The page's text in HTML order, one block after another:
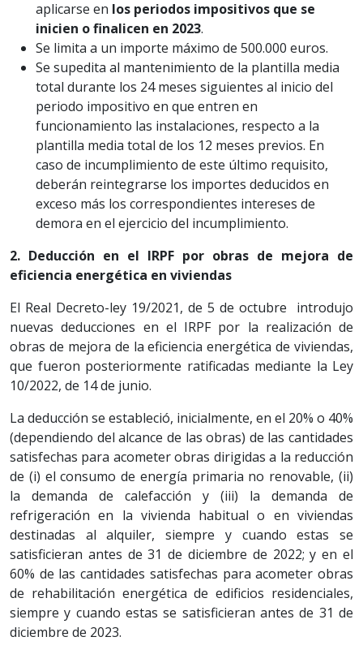
aplicarse en los periodos impositivos que se
inicien o finalicen en 2023.
Se limita a un importe máximo de 500.000 euros.
Se supedita al mantenimiento de la plantilla media
total durante los 24 meses siguientes al inicio del
periodo impositivo en que entren en
funcionamiento las instalaciones, respecto a la
plantilla media total de los 12 meses previos. En
caso de incumplimiento de este último requisito,
deberán reintegrarse los importes deducidos en
exceso más los correspondientes intereses de
demora en el ejercicio del incumplimiento.
2. Deducción en el IRPF por obras de mejora de
eficiencia energética en viviendas
El Real Decreto-ley 19/2021, de 5 de octubre introdujo
nuevas deducciones en el IRPF por la realización de
obras de mejora de la eficiencia energética de viviendas,
que fueron posteriormente ratificadas mediante la Ley
10/2022, de 14 de junio.
La deducción se estableció, inicialmente, en el 20% o 40%
(dependiendo del alcance de las obras) de las cantidades
satisfechas para acometer obras dirigidas a la reducción
de (i) el consumo de energía primaria no renovable, (ii)
la demanda de calefacción y (iii) la demanda de
refrigeración en la vivienda habitual o en viviendas
destinadas al alquiler, siempre y cuando estas se
satisficieran antes de 31 de diciembre de 2022; y en el
60% de las cantidades satisfechas para acometer obras
de rehabilitación energética de edificios residenciales,
siempre y cuando estas se satisficieran antes de 31 de
diciembre de 2023.